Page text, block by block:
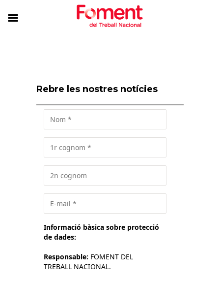
Rebre les nostres notícies
Informació bàsica sobre protecció
de dades:
Responsable: FOMENT DEL
TREBALL NACIONAL.